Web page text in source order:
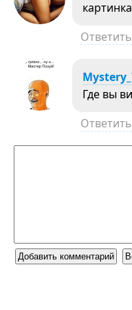
Ответить
Где вы
Ответить